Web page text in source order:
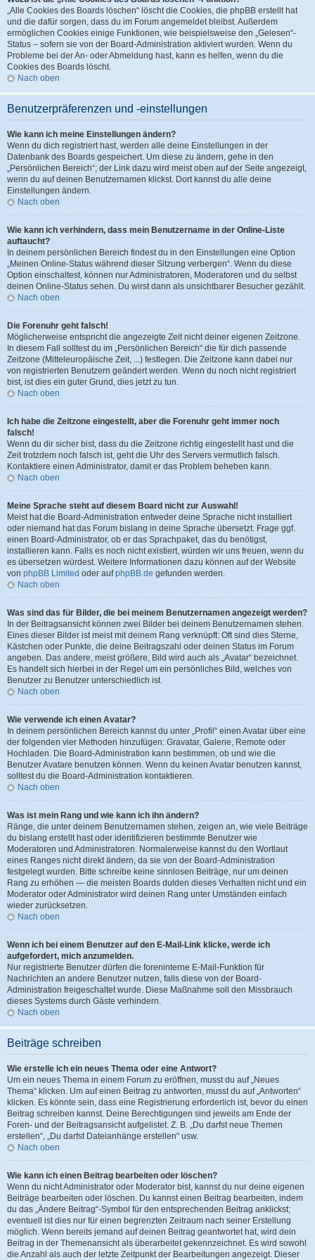
„Alle Cookies des Boards löschen“ löscht die Cookies, die phpBB erstellt hat
und die dafür sorgen, dass du im Forum angemeldet bleibst. Außerdem
ermöglichen Cookies einige Funktionen, wie beispielsweise den „Gelesen“-
Status – sofern sie von der Board-Administration aktiviert wurden. Wenn du
Probleme bei der An- oder Abmeldung hast, kann es helfen, wenn du die
Cookies des Boards löscht.
Nach oben
Benutzerpräferenzen und -einstellungen
Wie kann ich meine Einstellungen ändern?
Wenn du dich registriert hast, werden alle deine Einstellungen in der
Datenbank des Boards gespeichert. Um diese zu ändern, gehe in den
„Persönlichen Bereich“; der Link dazu wird meist oben auf der Seite angezeigt,
wenn du auf deinen Benutzernamen klickst. Dort kannst du alle deine
Einstellungen ändern.
Nach oben
Wie kann ich verhindern, dass mein Benutzername in der Online-Liste
auftaucht?
In deinem persönlichen Bereich findest du in den Einstellungen eine Option
„Meinen Online-Status während dieser Sitzung verbergen“. Wenn du diese
Option einschaltest, können nur Administratoren, Moderatoren und du selbst
deinen Online-Status sehen. Du wirst dann als unsichtbarer Besucher gezählt.
Nach oben
Die Forenuhr geht falsch!
Möglicherweise entspricht die angezeigte Zeit nicht deiner eigenen Zeitzone.
In diesem Fall solltest du im „Persönlichen Bereich“ die für dich passende
Zeitzone (Mitteleuropäische Zeit, ...) festlegen. Die Zeitzone kann dabei nur
von registrierten Benutzern geändert werden. Wenn du noch nicht registriert
bist, ist dies ein guter Grund, dies jetzt zu tun.
Nach oben
Ich habe die Zeitzone eingestellt, aber die Forenuhr geht immer noch
falsch!
Wenn du dir sicher bist, dass du die Zeitzone richtig eingestellt hast und die
Zeit trotzdem noch falsch ist, geht die Uhr des Servers vermutlich falsch.
Kontaktiere einen Administrator, damit er das Problem beheben kann.
Nach oben
Meine Sprache steht auf diesem Board nicht zur Auswahl!
Meist hat die Board-Administration entweder deine Sprache nicht installiert
oder niemand hat das Forum bislang in deine Sprache übersetzt. Frage ggf.
einen Board-Administrator, ob er das Sprachpaket, das du benötigst,
installieren kann. Falls es noch nicht existiert, würden wir uns freuen, wenn du
es übersetzen würdest. Weitere Informationen dazu können auf der Website
von phpBB Limited oder aufphpBB.de gefunden werden.
Nach oben
Was sind das für Bilder, die bei meinem Benutzernamen angezeigt werden?
In der Beitragsansicht können zwei Bilder bei deinem Benutzernamen stehen.
Eines dieser Bilder ist meist mit deinem Rang verknüpft: Oft sind dies Sterne,
Kästchen oder Punkte, die deine Beitragszahl oder deinen Status im Forum
angeben. Das andere, meist größere, Bild wird auch als „Avatar“ bezeichnet.
Es handelt sich hierbei in der Regel um ein persönliches Bild, welches von
Benutzer zu Benutzer unterschiedlich ist.
Nach oben
Wie verwende ich einen Avatar?
In deinem persönlichen Bereich kannst du unter „Profil“ einen Avatar über eine
der folgenden vier Methoden hinzufügen: Gravatar, Galerie, Remote oder
Hochladen. Die Board-Administration kann bestimmen, ob und wie die
Benutzer Avatare benutzen können. Wenn du keinen Avatar benutzen kannst,
solltest du die Board-Administration kontaktieren.
Nach oben
Was ist mein Rang und wie kann ich ihn ändern?
Ränge, die unter deinem Benutzernamen stehen, zeigen an, wie viele Beiträge
du bislang erstellt hast oder identifizieren bestimmte Benutzer wie
Moderatoren und Administratoren. Normalerweise kannst du den Wortlaut
eines Ranges nicht direkt ändern, da sie von der Board-Administration
festgelegt wurden. Bitte schreibe keine sinnlosen Beiträge, nur um deinen
Rang zu erhöhen — die meisten Boards dulden dieses Verhalten nicht und ein
Moderator oder Administrator wird deinen Rang unter Umständen einfach
wieder zurücksetzen.
Nach oben
Wenn ich bei einem Benutzer auf den E-Mail-Link klicke, werde ich
aufgefordert, mich anzumelden.
Nur registrierte Benutzer dürfen die foreninterne E-Mail-Funktion für
Nachrichten an andere Benutzer nutzen, falls diese von der Board-
Administration freigeschaltet wurde. Diese Maßnahme soll den Missbrauch
dieses Systems durch Gäste verhindern.
Nach oben
Beiträge schreiben
Wie erstelle ich ein neues Thema oder eine Antwort?
Um ein neues Thema in einem Forum zu eröffnen, musst du auf „Neues
Thema“ klicken. Um auf einen Beitrag zu antworten, musst du auf „Antworten“
klicken. Es könnte sein, dass eine Registrierung erforderlich ist, bevor du einen
Beitrag schreiben kannst. Deine Berechtigungen sind jeweils am Ende der
Foren- und der Beitragsansicht aufgelistet. Z. B. „Du darfst neue Themen
erstellen“, „Du darfst Dateianhänge erstellen“ usw.
Nach oben
Wie kann ich einen Beitrag bearbeiten oder löschen?
Wenn du nicht Administrator oder Moderator bist, kannst du nur deine eigenen
Beiträge bearbeiten oder löschen. Du kannst einen Beitrag bearbeiten, indem
du das „Ändere Beitrag“-Symbol für den entsprechenden Beitrag anklickst;
eventuell ist dies nur für einen begrenzten Zeitraum nach seiner Erstellung
möglich. Wenn bereits jemand auf deinen Beitrag geantwortet hat, wird dein
Beitrag in der Themenansicht als überarbeitet gekennzeichnet. Es wird sowohl
die Anzahl als auch der letzte Zeitpunkt der Bearbeitungen angezeigt. Dieser